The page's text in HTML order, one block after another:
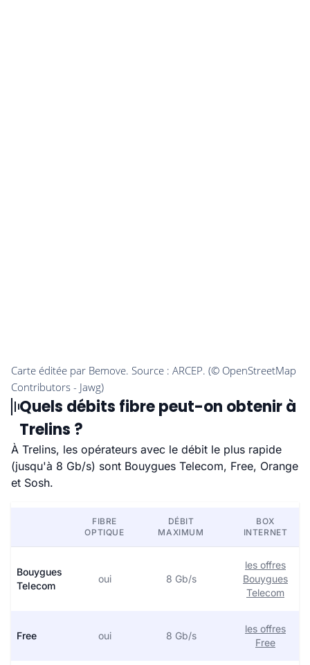
Quels débits fibre peut-on obtenir à
Trelins ?
À Trelins, les opérateurs avec le débit le plus rapide
(jusqu'à 8 Gb/s) sont Bouygues Telecom, Free, Orange
et Sosh.
FIBRE
OPTIQUE
DÉBIT
MAXIMUM
BOX
INTERNET
Bouygues
Telecom
oui 8 Gb/s
les offres
Bouygues
Telecom
Free oui 8 Gb/s
les offres
Free